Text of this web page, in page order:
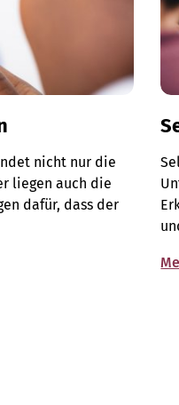
nicht nur die
liegen auch die
dafür, dass der